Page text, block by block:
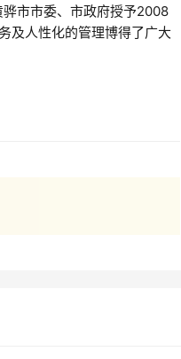
市市委、市政府授予2008
及人性化的管理博得了广大